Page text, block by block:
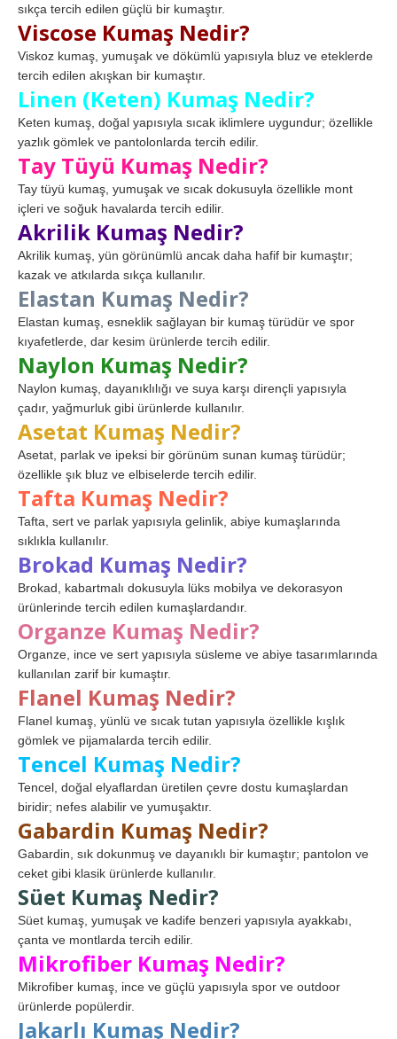
sıkça tercih edilen güçlü bir kumaştır.
Viscose Kumaş Nedir?
Viskoz kumaş, yumuşak ve dökümlü yapısıyla bluz ve eteklerde
tercih edilen akışkan bir kumaştır.
Linen (Keten) Kumaş Nedir?
Keten kumaş, doğal yapısıyla sıcak iklimlere uygundur; özellikle
yazlık gömlek ve pantolonlarda tercih edilir.
Tay Tüyü Kumaş Nedir?
Tay tüyü kumaş, yumuşak ve sıcak dokusuyla özellikle mont
içleri ve soğuk havalarda tercih edilir.
Akrilik Kumaş Nedir?
Akrilik kumaş, yün görünümlü ancak daha hafif bir kumaştır;
kazak ve atkılarda sıkça kullanılır.
Elastan Kumaş Nedir?
Elastan kumaş, esneklik sağlayan bir kumaş türüdür ve spor
kıyafetlerde, dar kesim ürünlerde tercih edilir.
Naylon Kumaş Nedir?
Naylon kumaş, dayanıklılığı ve suya karşı dirençli yapısıyla
çadır, yağmurluk gibi ürünlerde kullanılır.
Asetat Kumaş Nedir?
Asetat, parlak ve ipeksi bir görünüm sunan kumaş türüdür;
özellikle şık bluz ve elbiselerde tercih edilir.
Tafta Kumaş Nedir?
Tafta, sert ve parlak yapısıyla gelinlik, abiye kumaşlarında
sıklıkla kullanılır.
Brokad Kumaş Nedir?
Brokad, kabartmalı dokusuyla lüks mobilya ve dekorasyon
ürünlerinde tercih edilen kumaşlardandır.
Organze Kumaş Nedir?
Organze, ince ve sert yapısıyla süsleme ve abiye tasarımlarında
kullanılan zarif bir kumaştır.
Flanel Kumaş Nedir?
Flanel kumaş, yünlü ve sıcak tutan yapısıyla özellikle kışlık
gömlek ve pijamalarda tercih edilir.
Tencel Kumaş Nedir?
Tencel, doğal elyaflardan üretilen çevre dostu kumaşlardan
biridir; nefes alabilir ve yumuşaktır.
Gabardin Kumaş Nedir?
Gabardin, sık dokunmuş ve dayanıklı bir kumaştır; pantolon ve
ceket gibi klasik ürünlerde kullanılır.
Süet Kumaş Nedir?
Süet kumaş, yumuşak ve kadife benzeri yapısıyla ayakkabı,
çanta ve montlarda tercih edilir.
Mikrofiber Kumaş Nedir?
Mikrofiber kumaş, ince ve güçlü yapısıyla spor ve outdoor
ürünlerde popülerdir.
Jakarlı Kumaş Nedir?